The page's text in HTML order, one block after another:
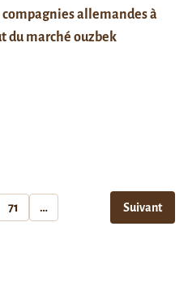
compagnies allemandes à
du marché ouzbek
71 … Suivant